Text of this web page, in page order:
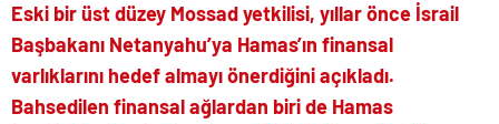
Eski bir üst düzey Mossad yetkilisi, yıllar önce İsrail
Başbakanı Netanyahu’ya Hamas’ın finansal
varlıklarını hedef almayı önerdiğini açıkladı.
Bahsedilen finansal ağlardan biri de Hamas